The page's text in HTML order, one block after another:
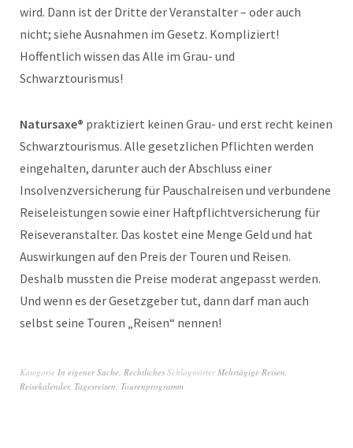
wird. Dann ist der Dritte der Veranstalter – oder auch
nicht; siehe Ausnahmen im Gesetz. Kompliziert!
Hoffentlich wissen das Alle im Grau- und
Schwarztourismus!
Natursaxe® praktiziert keinen Grau- und erst recht keinen
Schwarztourismus. Alle gesetzlichen Pflichten werden
eingehalten, darunter auch der Abschluss einer
Insolvenzversicherung für Pauschalreisen und verbundene
Reiseleistungen sowie einer Haftpflichtversicherung für
Reiseveranstalter. Das kostet eine Menge Geld und hat
Auswirkungen auf den Preis der Touren und Reisen.
Deshalb mussten die Preise moderat angepasst werden.
Und wenn es der Gesetzgeber tut, dann darf man auch
selbst seine Touren „Reisen“ nennen!
Kategorie In eigener Sache, Rechtliches SchlagwörterMehrtägige Reisen,
Reisekalender, Tagesreisen, Tourenprogramm